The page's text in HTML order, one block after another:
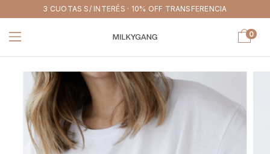
3 CUOTAS S/ INTERÉS · 10% OFF TRANSFERENCIA
0